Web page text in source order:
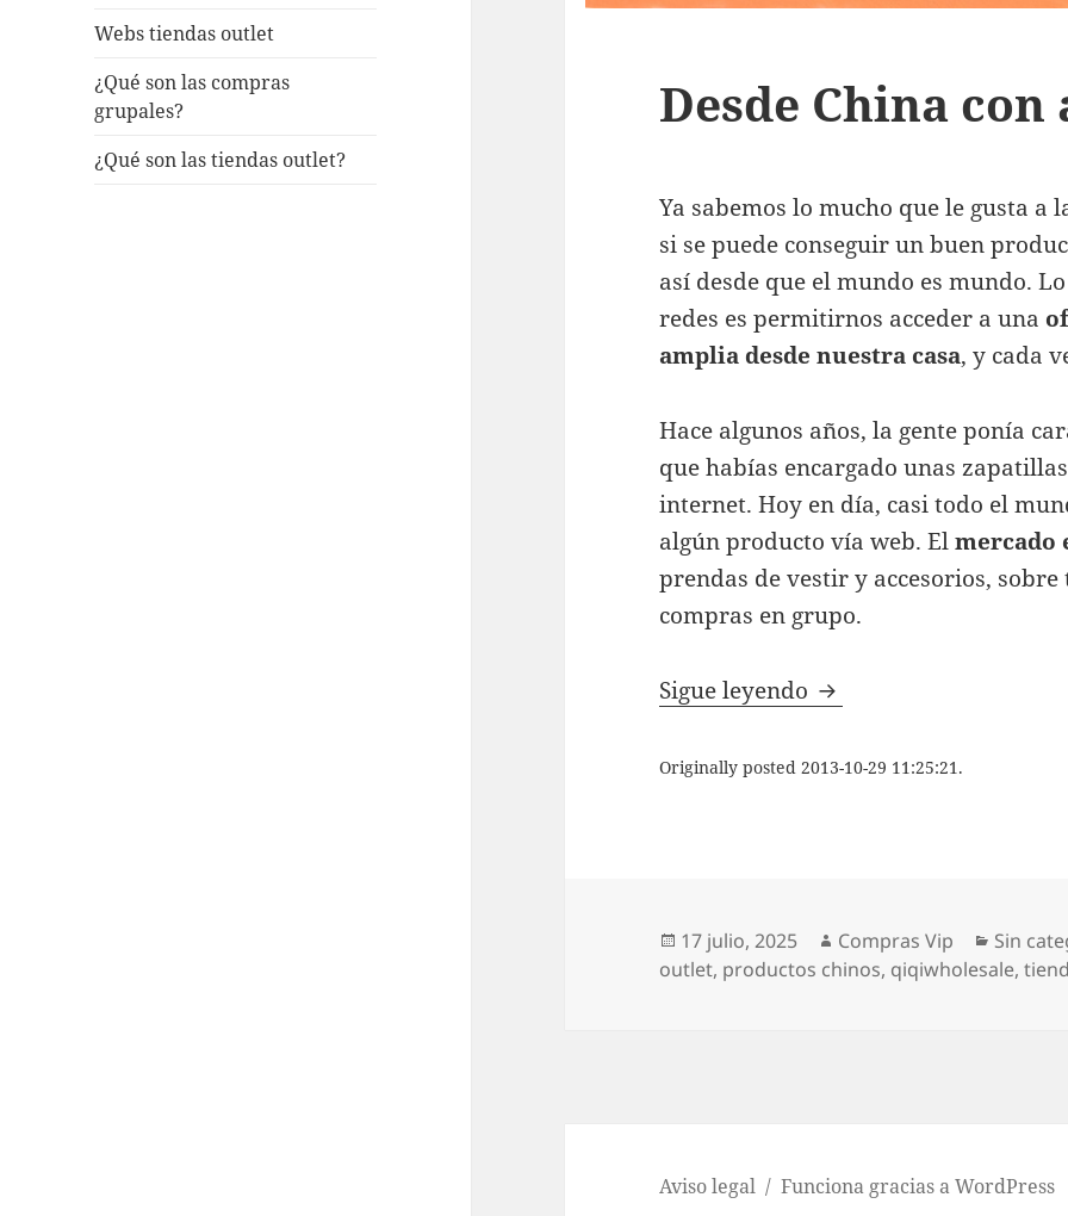
Webs tiendas outlet
¿Qué son las compras
grupales?
¿Qué son las tiendas outlet?
Desde China con
Ya sabemos lo mucho que le gusta a
si se puede conseguir un buen
así desde que el mundo es mundo.
redes es permitirnos acceder a una
amplia desde nuestra casa, y cada
Hace algunos años, la gente ponía
que habías encargado unas
internet. Hoy en día, casi todo el
algún producto vía web. Elmercado
prendas de vestir y accesorios,
compras en grupo.
Sigue leyendo Desde China con amor
Originally posted 2013-10-29 11:25:21.
Publicado
el
17 julio, 2025 Autor
Compras Vip
Sin
outlet, productos chinos, qiqiwholesale,
Aviso legal Funciona gracias a WordPress